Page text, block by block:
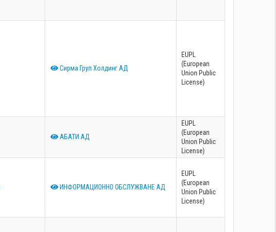
Сирма Груп Холдинг АД
EUPL
(European
Union Public
License)
АБАТИ АД
EUPL
(European
Union Public
License)
ИНФОРМАЦИОННО ОБСЛУЖВАНЕ АД
EUPL
(European
Union Public
License)